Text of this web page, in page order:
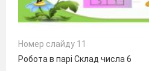
Номер слайду 11
Робота в парі Склад числа 6